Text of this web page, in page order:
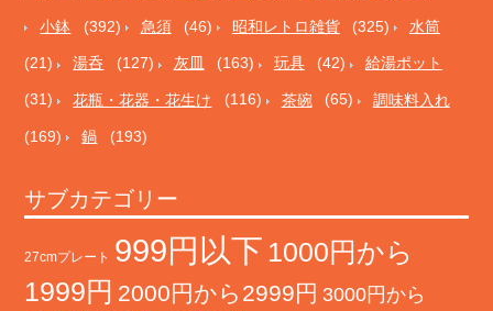
小鉢 (392) 急須 (46) 昭和レトロ雑貨 (325) 水筒
(21) 湯呑 (127) 灰皿 (163) 玩具 (42) 給湯ポット
(31) 花瓶・花器・花生け (116) 茶碗 (65) 調味料入れ
(169) 鍋 (193)
サブカテゴリー
27cmプレート 999円以下 1000円から
1999円 2000円から2999円 3000円から